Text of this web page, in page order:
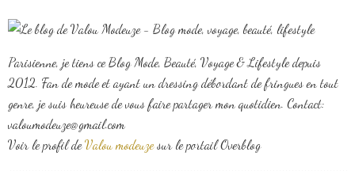
Parisienne, je tiens ce Blog Mode, Beauté, Voyage & Lifestyle depuis
2012. Fan de mode et ayant un dressing débordant de fringues en tout
genre, je suis heureuse de vous faire partager mon quotidien. Contact:
valoumodeuze@gmail.com
Voir le profil deValou modeuzesur le portail Overblog